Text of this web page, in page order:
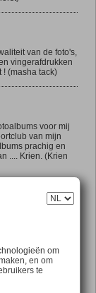
van de foto's,
vingerafdrukken
! (masha tack)
voor mij
van mijn
prachig en
.... Krien. (Krien
Toch wel
"in het echt"
verrast. Mijn
om
en om
te